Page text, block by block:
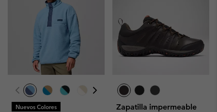
Nuevos Colores
Zapatilla impermeable